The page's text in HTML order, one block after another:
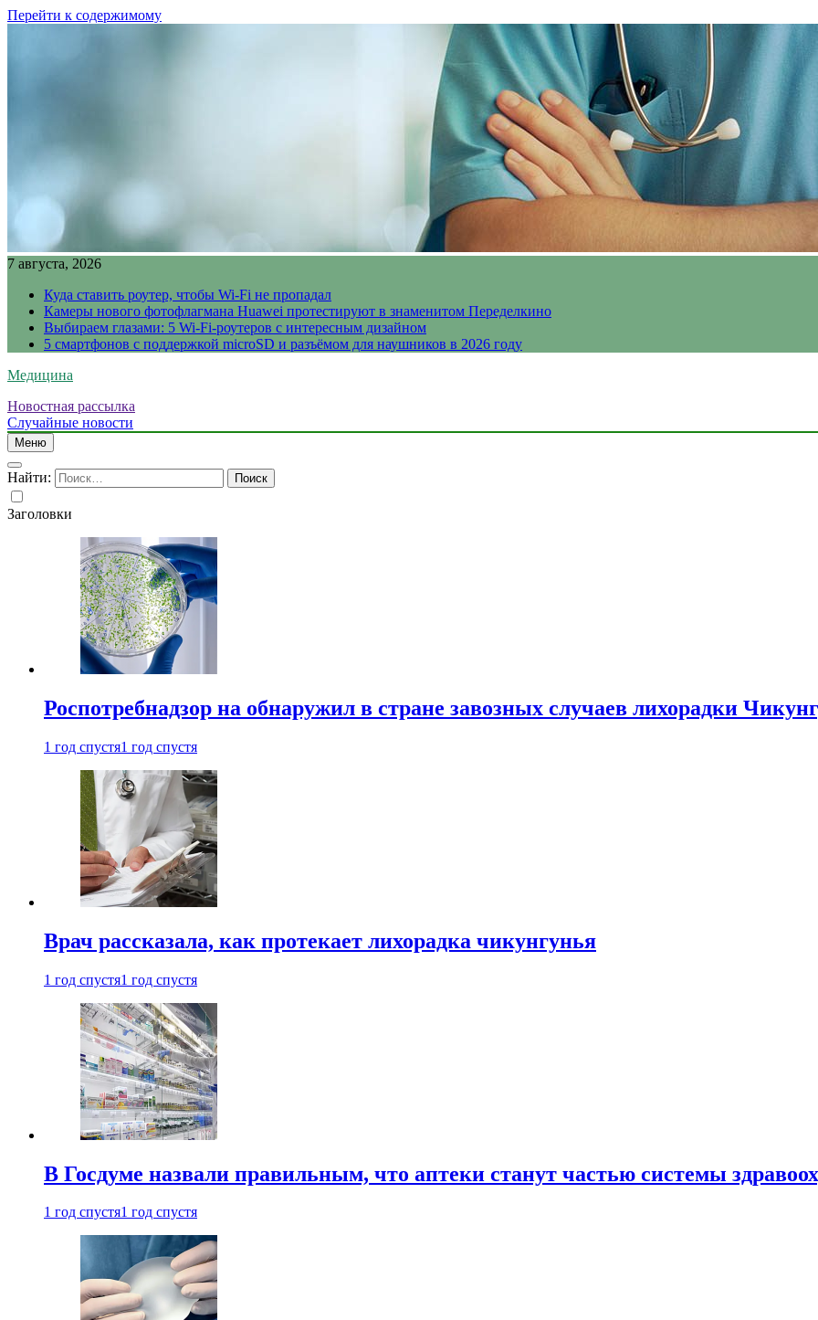
Перейти к содержимому
7 августа, 2026
Куда ставить роутер, чтобы Wi-Fi не пропадал
Камеры нового фотофлагмана Huawei протестируют в знаменитом Переделкино
Выбираем глазами: 5 Wi-Fi-роутеров с интересным дизайном
5 смартфонов с поддержкой microSD и разъёмом для наушников в 2026 году
Медицина
Новостная рассылка
Случайные новости
Меню
Найти:
Заголовки
Роспотребнадзор на обнаружил в стране завозных случаев лихорадки
1 год спустя1 год спустя
Врач рассказала, как протекает лихорадка чикунгунья
1 год спустя1 год спустя
В Госдуме назвали правильным, что аптеки станут частью системы
1 год спустя1 год спустя